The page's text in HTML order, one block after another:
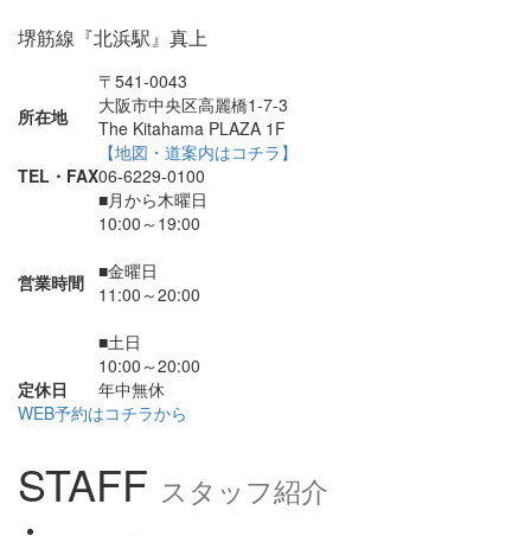
堺筋線『北浜駅』真上
所在地
〒541-0043
大阪市中央区高麗橋1-7-3
The Kitahama PLAZA 1F
【地図・道案内はコチラ】
TEL・FAX06-6229-0100
営業時間
■月から木曜日
10:00～19:00
■金曜日
11:00～20:00
■土日
10:00～20:00
定休日
年中無休
WEB予約はコチラから
STAFF スタッフ紹介